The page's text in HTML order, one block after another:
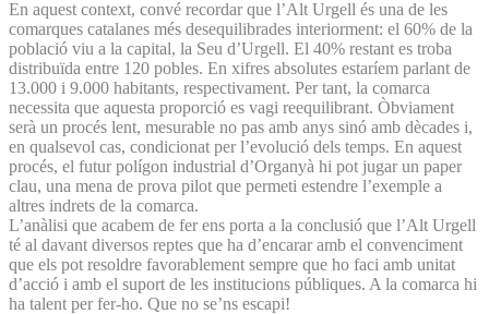
En aquest context, convé recordar que l’Alt Urgell és una de les
comarques catalanes més desequilibrades interiorment: el 60% de la
població viu a la capital, la Seu d’Urgell. El 40% restant es troba
distribuïda entre 120 pobles. En xifres absolutes estaríem parlant de
13.000 i 9.000 habitants, respectivament. Per tant, la comarca
necessita que aquesta proporció es vagi reequilibrant. Òbviament
serà un procés lent, mesurable no pas amb anys sinó amb dècades i,
en qualsevol cas, condicionat per l’evolució dels temps. En aquest
procés, el futur polígon industrial d’Organyà hi pot jugar un paper
clau, una mena de prova pilot que permeti estendre l’exemple a
altres indrets de la comarca.
L’anàlisi que acabem de fer ens porta a la conclusió que l’Alt Urgell
té al davant diversos reptes que ha d’encarar amb el convenciment
que els pot resoldre favorablement sempre que ho faci amb unitat
d’acció i amb el suport de les institucions públiques. A la comarca hi
ha talent per fer-ho. Que no se’ns escapi!